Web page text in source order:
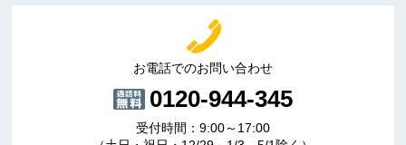
お電話でのお問い合わせ
0120-944-345
受付時間：9:00～17:00